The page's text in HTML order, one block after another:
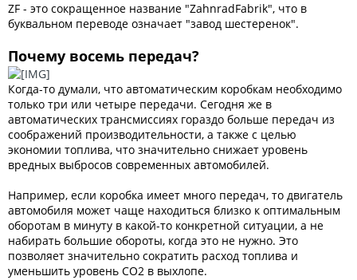
ZF - это сокращенное название "ZahnradFabrik", что в
буквальном переводе означает "завод шестеренок".
Почему восемь передач?
Когда-то думали, что автоматическим коробкам необходимо
только три или четыре передачи. Сегодня же в
автоматических трансмиссиях гораздо больше передач из
соображений производительности, а также с целью
экономии топлива, что значительно снижает уровень
вредных выбросов современных автомобилей.
Например, если коробка имеет много передач, то двигатель
автомобиля может чаще находиться близко к оптимальным
оборотам в минуту в какой-то конкретной ситуации, а не
набирать большие обороты, когда это не нужно. Это
позволяет значительно сократить расход топлива и
уменьшить уровень СО2 в выхлопе.